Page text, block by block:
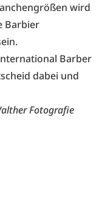
wird
Barbier
Barber
dabei und
Fotografie